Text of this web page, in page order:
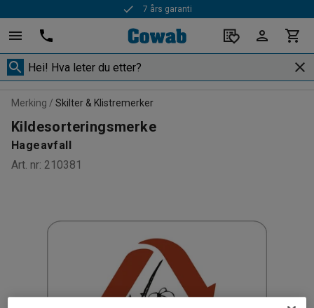
7 års garanti
Merking Skilter & Klistremerker
Kildesorteringsmerke
Hageavfall
Art. nr: 210381